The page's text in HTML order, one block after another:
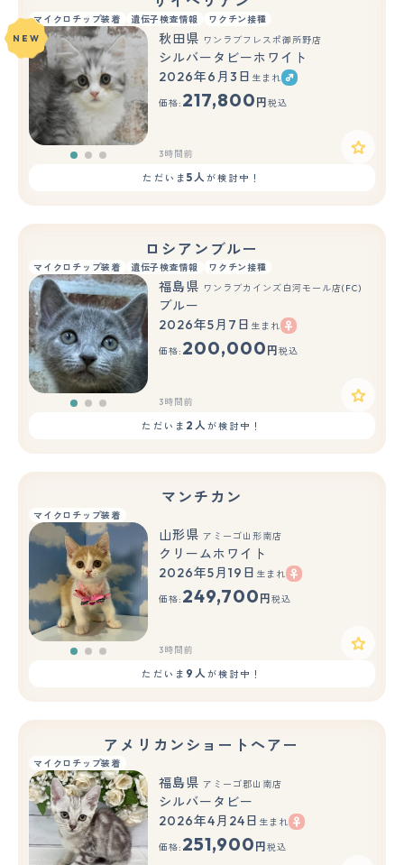
マイクロチップ装着 遺伝子検査情報 ワクチン接種
もっと見る
NEW 秋田県 ワンラブフレスポ御所野店
シルバータビーホワイト
2026年6月3日 生まれ
価格: 217,800 円 税込
3時間前
ただいま 5人が検討中！
ロシアンブルー
マイクロチップ装着 遺伝子検査情報 ワクチン接種
もっと見る
福島県 ワンラブカインズ白河モール店(FC)
ブルー
2026年5月7日 生まれ
価格: 200,000 円 税込
3時間前
ただいま 2人が検討中！
マンチカン
マイクロチップ装着
もっと見る
山形県 アミーゴ山形南店
クリームホワイト
2026年5月19日 生まれ
価格: 249,700 円 税込
3時間前
ただいま 9人が検討中！
アメリカンショートヘアー
マイクロチップ装着
福島県 アミーゴ郡山南店
シルバータビー
2026年4月24日 生まれ
価格: 251,900 円 税込